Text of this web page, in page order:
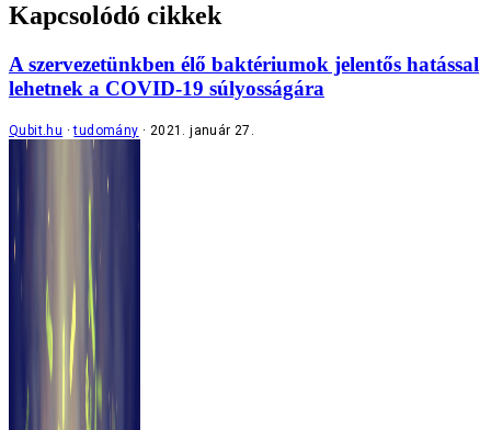
Kapcsolódó cikkek
A szervezetünkben élő baktériumok jelentős hatással
lehetnek a COVID-19 súlyosságára
Qubit.hu tudomány 2021. január 27.